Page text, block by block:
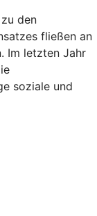
den
fließen an
Im letzten Jahr
soziale und